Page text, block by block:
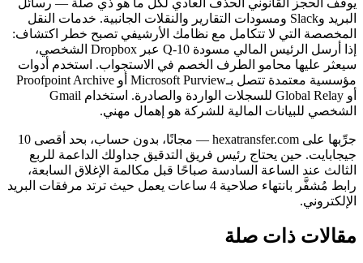
يوقف الحجز القانوني الحذف العادي لكل ما هو ذي صلة — رسائل
البريد وSlack ومسودات التقارير والنقلات الجانبية. خدمات النقل
المخصصة التي لا تتكامل مع نظامك الأرشيفي تصبح خطر اكتشاف:
إذا أرسل الرئيس المالي مسودة 10-Q عبر Dropbox الشخصي،
سيعثر عليها محامو الطرف الخصم في الاستجواب. استخدم أدوات
مؤسسية معتمدة تتصل بـMicrosoft Purview أو Proofpoint Archive
أو Global Relay للسجلات الواردة والصادرة. استخدام Gmail
الشخصي للبيانات المالية للشركة هو إهمال مهني.
جرِّبها على hexatransfer.com — مجانًا، بدون حساب، بحد أقصى 10
جيجابايت. حين يحتاج رئيس فريق التدقيق جداولك الداعمة للربع
الثالث عند الساعة السادسة صباحًا قبل مكالمة الإغلاق السابعة،
رابط مُشفَّر بانتهاء صلاحية 4 ساعات يعمل حيث ترتد مرفقات البريد
الإلكتروني.
مقالات ذات صلة